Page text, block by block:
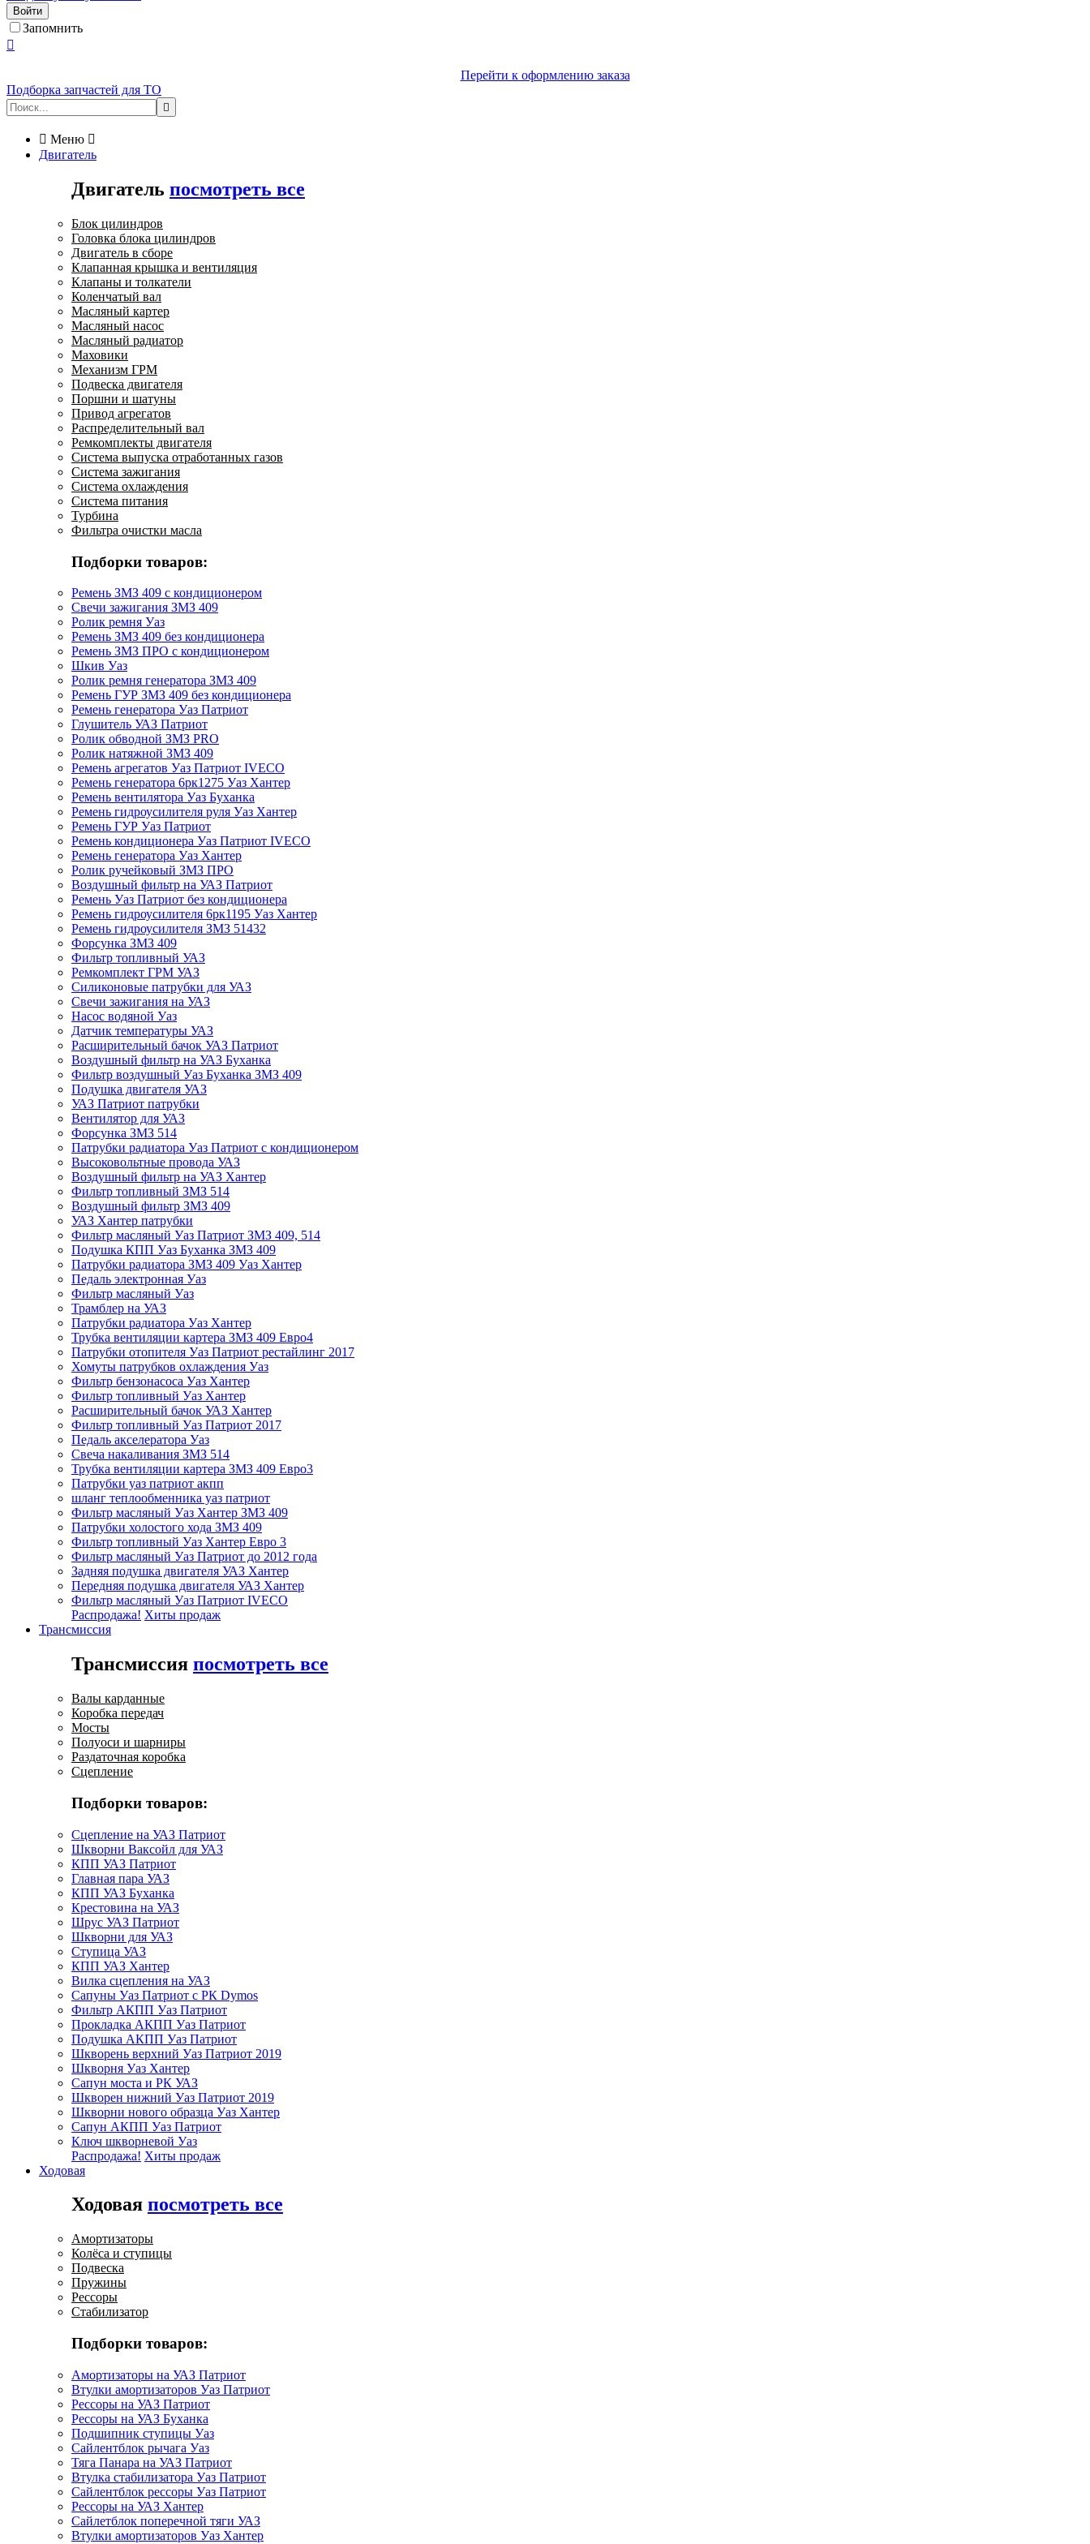
Войти
Запомнить

Перейти к оформлению заказа
Подборка запчастей для ТО

 Меню 
Двигатель
Двигатель посмотреть все
Блок цилиндров
Головка блока цилиндров
Двигатель в сборе
Клапанная крышка и вентиляция
Клапаны и толкатели
Коленчатый вал
Масляный картер
Масляный насос
Масляный радиатор
Маховики
Механизм ГРМ
Подвеска двигателя
Поршни и шатуны
Привод агрегатов
Распределительный вал
Ремкомплекты двигателя
Система выпуска отработанных газов
Система зажигания
Система охлаждения
Система питания
Турбина
Фильтра очистки масла
Подборки товаров:
Ремень ЗМЗ 409 с кондиционером
Свечи зажигания ЗМЗ 409
Ролик ремня Уаз
Ремень ЗМЗ 409 без кондиционера
Ремень ЗМЗ ПРО с кондиционером
Шкив Уаз
Ролик ремня генератора ЗМЗ 409
Ремень ГУР ЗМЗ 409 без кондиционера
Ремень генератора Уаз Патриот
Глушитель УАЗ Патриот
Ролик обводной ЗМЗ PRO
Ролик натяжной ЗМЗ 409
Ремень агрегатов Уаз Патриот IVECO
Ремень генератора 6рк1275 Уаз Хантер
Ремень вентилятора Уаз Буханка
Ремень гидроусилителя руля Уаз Хантер
Ремень ГУР Уаз Патриот
Ремень кондиционера Уаз Патриот IVECO
Ремень генератора Уаз Хантер
Ролик ручейковый ЗМЗ ПРО
Воздушный фильтр на УАЗ Патриот
Ремень Уаз Патриот без кондиционера
Ремень гидроусилителя 6рк1195 Уаз Хантер
Ремень гидроусилителя ЗМЗ 51432
Форсунка ЗМЗ 409
Фильтр топливный УАЗ
Ремкомплект ГРМ УАЗ
Силиконовые патрубки для УАЗ
Свечи зажигания на УАЗ
Насос водяной Уаз
Датчик температуры УАЗ
Расширительный бачок УАЗ Патриот
Воздушный фильтр на УАЗ Буханка
Фильтр воздушный Уаз Буханка ЗМЗ 409
Подушка двигателя УАЗ
УАЗ Патриот патрубки
Вентилятор для УАЗ
Форсунка ЗМЗ 514
Патрубки радиатора Уаз Патриот с кондиционером
Высоковольтные провода УАЗ
Воздушный фильтр на УАЗ Хантер
Фильтр топливный ЗМЗ 514
Воздушный фильтр ЗМЗ 409
УАЗ Хантер патрубки
Фильтр масляный Уаз Патриот ЗМЗ 409, 514
Подушка КПП Уаз Буханка ЗМЗ 409
Патрубки радиатора ЗМЗ 409 Уаз Хантер
Педаль электронная Уаз
Фильтр масляный Уаз
Трамблер на УАЗ
Патрубки радиатора Уаз Хантер
Трубка вентиляции картера ЗМЗ 409 Евро4
Патрубки отопителя Уаз Патриот рестайлинг 2017
Хомуты патрубков охлаждения Уаз
Фильтр бензонасоса Уаз Хантер
Фильтр топливный Уаз Хантер
Расширительный бачок УАЗ Хантер
Фильтр топливный Уаз Патриот 2017
Педаль акселератора Уаз
Свеча накаливания ЗМЗ 514
Трубка вентиляции картера ЗМЗ 409 Евро3
Патрубки уаз патриот акпп
шланг теплообменника уаз патриот
Фильтр масляный Уаз Хантер ЗМЗ 409
Патрубки холостого хода ЗМЗ 409
Фильтр топливный Уаз Хантер Евро 3
Фильтр масляный Уаз Патриот до 2012 года
Задняя подушка двигателя УАЗ Хантер
Передняя подушка двигателя УАЗ Хантер
Фильтр масляный Уаз Патриот IVECO
Распродажа! Хиты продаж
Трансмиссия
Трансмиссия посмотреть все
Валы карданные
Коробка передач
Мосты
Полуоси и шарниры
Раздаточная коробка
Сцепление
Подборки товаров:
Сцепление на УАЗ Патриот
Шкворни Ваксойл для УАЗ
КПП УАЗ Патриот
Главная пара УАЗ
КПП УАЗ Буханка
Крестовина на УАЗ
Шрус УАЗ Патриот
Шкворни для УАЗ
Ступица УАЗ
КПП УАЗ Хантер
Вилка сцепления на УАЗ
Сапуны Уаз Патриот с РК Dymos
Фильтр АКПП Уаз Патриот
Прокладка АКПП Уаз Патриот
Подушка АКПП Уаз Патриот
Шкворень верхний Уаз Патриот 2019
Шкворня Уаз Хантер
Сапун моста и РК УАЗ
Шкворен нижний Уаз Патриот 2019
Шкворни нового образца Уаз Хантер
Сапун АКПП Уаз Патриот
Ключ шкворневой Уаз
Распродажа! Хиты продаж
Ходовая
Ходовая посмотреть все
Амортизаторы
Колёса и ступицы
Подвеска
Пружины
Рессоры
Стабилизатор
Подборки товаров:
Амортизаторы на УАЗ Патриот
Втулки амортизаторов Уаз Патриот
Рессоры на УАЗ Патриот
Рессоры на УАЗ Буханка
Подшипник ступицы Уаз
Сайлентблок рычага Уаз
Тяга Панара на УАЗ Патриот
Втулка стабилизатора Уаз Патриот
Сайлентблок рессоры Уаз Патриот
Рессоры на УАЗ Хантер
Сайлетблок поперечной тяги УАЗ
Втулки амортизаторов Уаз Хантер